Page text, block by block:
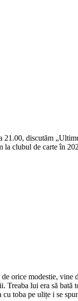
21.00, discutăm
la clubul de carte în
orice modestie, vine
Treaba lui era să
toba pe ulițe i se